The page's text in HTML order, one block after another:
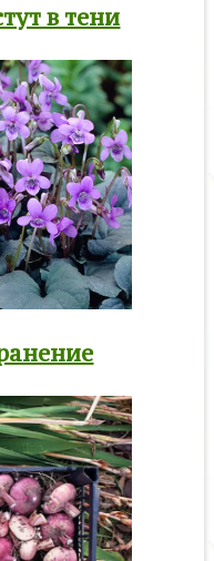
в тени